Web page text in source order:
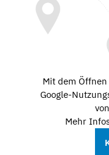
Mit dem
Google-
Mehr